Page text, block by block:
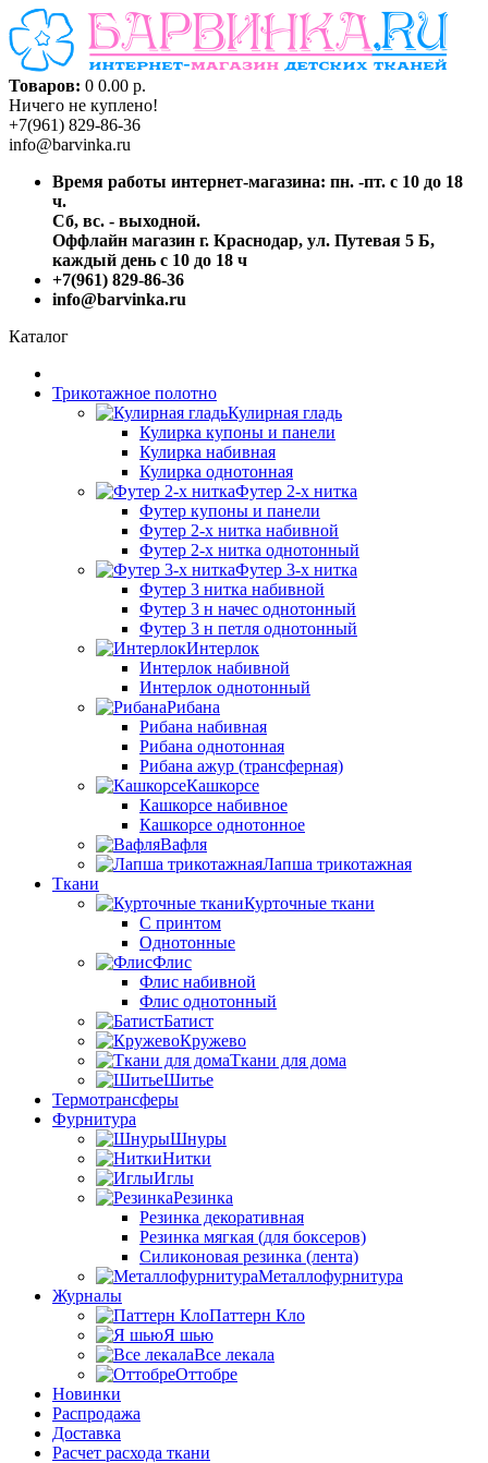
Товаров: 0 0.00 р.
Ничего не куплено!
+7(961) 829-86-36
info@barvinka.ru
Время работы интернет-магазина: пн. -пт. с 10 до 18
ч.
Сб, вс. - выходной.
Оффлайн магазин г. Краснодар, ул. Путевая 5 Б,
каждый день с 10 до 18 ч
+7(961) 829-86-36
info@barvinka.ru
Каталог
Трикотажное полотно
Кулирная гладь
Кулирка купоны и панели
Кулирка набивная
Кулирка однотонная
Футер 2-х нитка
Футер купоны и панели
Футер 2-х нитка набивной
Футер 2-х нитка однотонный
Футер 3-х нитка
Футер 3 нитка набивной
Футер 3 н начес однотонный
Футер 3 н петля однотонный
Интерлок
Интерлок набивной
Интерлок однотонный
Рибана
Рибана набивная
Рибана однотонная
Рибана ажур (трансферная)
Кашкорсе
Кашкорсе набивное
Кашкорсе однотонное
Вафля
Лапша трикотажная
Ткани
Курточные ткани
С принтом
Однотонные
Флис
Флис набивной
Флис однотонный
Батист
Кружево
Ткани для дома
Шитье
Термотрансферы
Фурнитура
Шнуры
Нитки
Иглы
Резинка
Резинка декоративная
Резинка мягкая (для боксеров)
Силиконовая резинка (лента)
Металлофурнитура
Журналы
Паттерн Кло
Я шью
Все лекала
Оттобре
Новинки
Распродажа
Доставка
Расчет расхода ткани